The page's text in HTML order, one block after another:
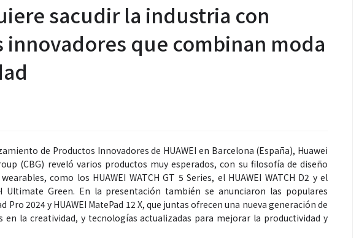
sacudir la industria con
que combinan moda
de Productos Innovadores de HUAWEI en Barcelona (España), Huawei
(CBG) reveló varios productos muy esperados, con su filosofía de diseño
como los HUAWEI WATCH GT 5 Series, el HUAWEI WATCH D2 y el
Ultimate Green. En la presentación también se anunciaron las populares
Pro 2024 y HUAWEI MatePad 12 X, que juntas ofrecen una nueva generación de
en la creatividad, y tecnologías actualizadas para mejorar la productividad y